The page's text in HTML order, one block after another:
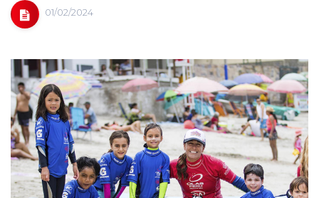
01/02/2024